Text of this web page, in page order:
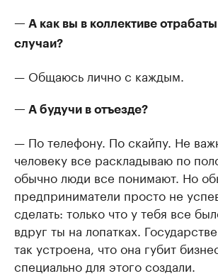
— А как вы в коллективе
случаи?
— Общаюсь лично с каждым.
— А будучи в отъезде?
— По телефону. По скайпу. Не
человеку все раскладываю по
обычно люди все понимают. Но
предприниматели просто не
сделать: только что у тебя все
вдруг ты на лопатках.
так устроена, что она губит
специально для этого создали.